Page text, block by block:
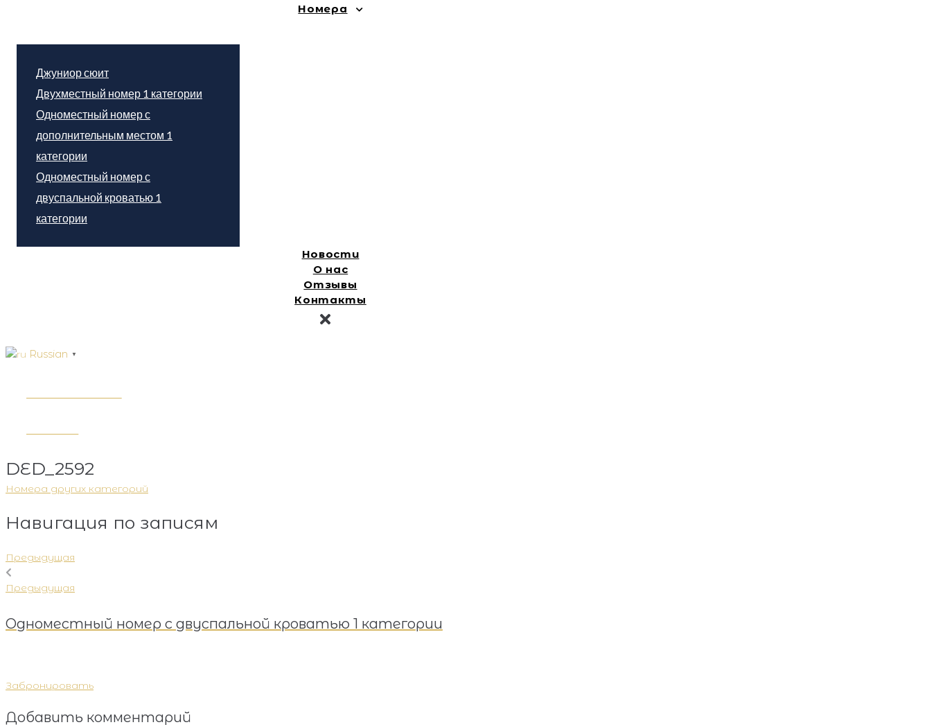
Номера
Джуниор сюит
Двухместный номер 1 категории
Одноместный номер с
дополнительным местом 1
категории
Одноместный номер с
двуспальной кроватью 1
категории
Новости
О нас
Отзывы
Контакты
Russian ▼
DED_2592
Номера других категорий
Навигация по записям
Предыдущая
Предыдущая
Одноместный номер с двуспальной кроватью 1 категории
Забронировать
Добавить комментарий